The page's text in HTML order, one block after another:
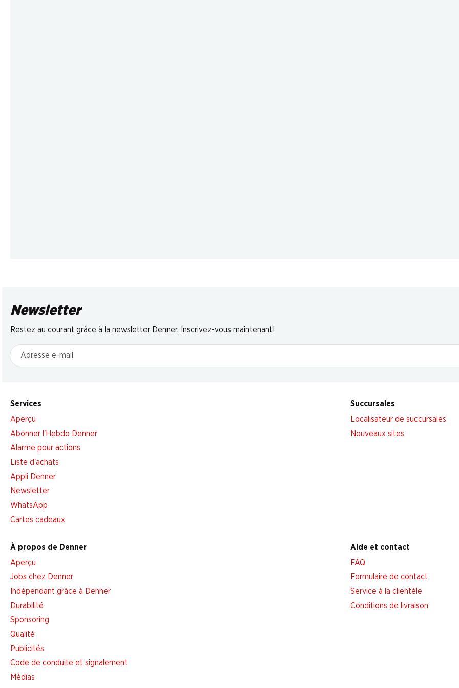
Newsletter
Restez au courant grâce à la newsletter Denner. Inscrivez-vous maintenant!
Adresse e-mail
Services
Aperçu
Abonner l'Hebdo Denner
Alarme pour actions
Liste d'achats
Appli Denner
Newsletter
WhatsApp
Cartes cadeaux
Succursales
Localisateur de succursales
Nouveaux sites
À propos de Denner
Aperçu
Jobs chez Denner
Indépendant grâce à Denner
Durabilité
Sponsoring
Qualité
Publicités
Code de conduite et signalement
Médias
Aide et contact
FAQ
Formulaire de contact
Service à la clientèle
Conditions de livraison